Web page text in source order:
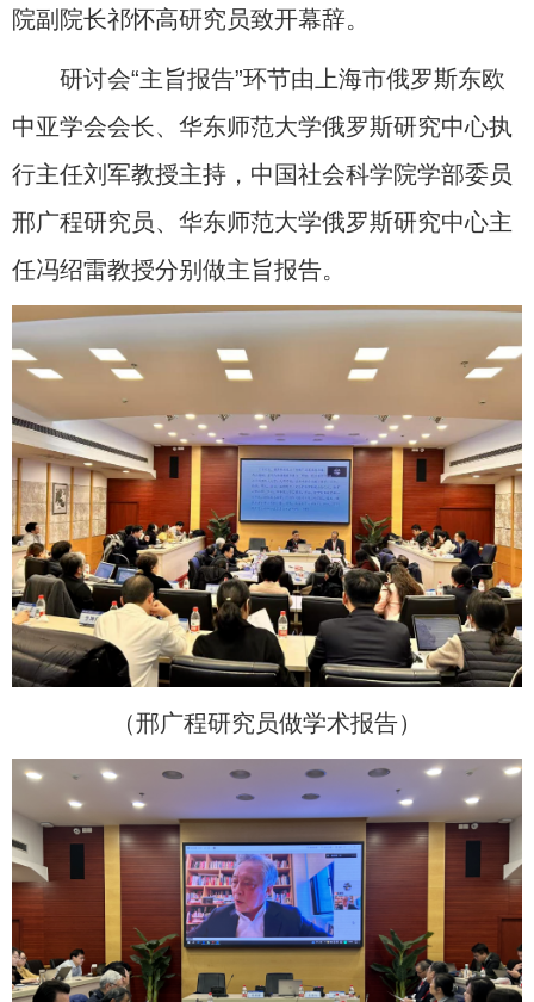
院副院长祁怀高研究员致开幕辞。
研讨会“主旨报告”环节由上海市俄罗斯东欧
中亚学会会长、华东师范大学俄罗斯研究中心执
行主任刘军教授主持，中国社会科学院学部委员
邢广程研究员、华东师范大学俄罗斯研究中心主
任冯绍雷教授分别做主旨报告。
（邢广程研究员做学术报告）